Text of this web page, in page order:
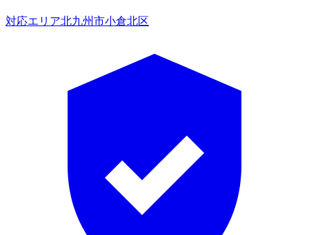
対応エリア北九州市小倉北区